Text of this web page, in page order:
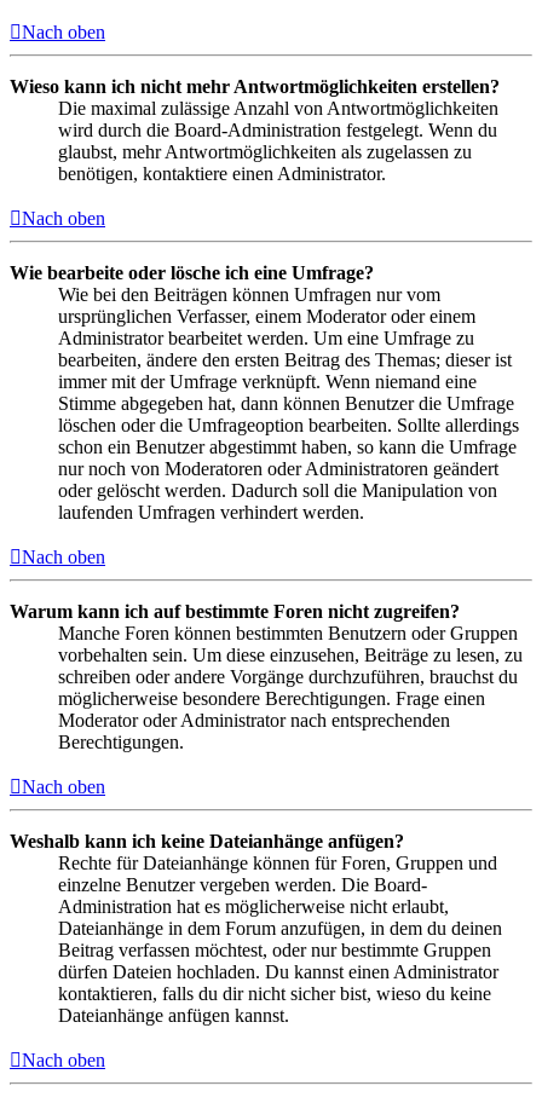
Nach oben
Wieso kann ich nicht mehr Antwortmöglichkeiten erstellen?
Die maximal zulässige Anzahl von Antwortmöglichkeiten
wird durch die Board-Administration festgelegt. Wenn du
glaubst, mehr Antwortmöglichkeiten als zugelassen zu
benötigen, kontaktiere einen Administrator.
Nach oben
Wie bearbeite oder lösche ich eine Umfrage?
Wie bei den Beiträgen können Umfragen nur vom
ursprünglichen Verfasser, einem Moderator oder einem
Administrator bearbeitet werden. Um eine Umfrage zu
bearbeiten, ändere den ersten Beitrag des Themas; dieser ist
immer mit der Umfrage verknüpft. Wenn niemand eine
Stimme abgegeben hat, dann können Benutzer die Umfrage
löschen oder die Umfrageoption bearbeiten. Sollte allerdings
schon ein Benutzer abgestimmt haben, so kann die Umfrage
nur noch von Moderatoren oder Administratoren geändert
oder gelöscht werden. Dadurch soll die Manipulation von
laufenden Umfragen verhindert werden.
Nach oben
Warum kann ich auf bestimmte Foren nicht zugreifen?
Manche Foren können bestimmten Benutzern oder Gruppen
vorbehalten sein. Um diese einzusehen, Beiträge zu lesen, zu
schreiben oder andere Vorgänge durchzuführen, brauchst du
möglicherweise besondere Berechtigungen. Frage einen
Moderator oder Administrator nach entsprechenden
Berechtigungen.
Nach oben
Weshalb kann ich keine Dateianhänge anfügen?
Rechte für Dateianhänge können für Foren, Gruppen und
einzelne Benutzer vergeben werden. Die Board-
Administration hat es möglicherweise nicht erlaubt,
Dateianhänge in dem Forum anzufügen, in dem du deinen
Beitrag verfassen möchtest, oder nur bestimmte Gruppen
dürfen Dateien hochladen. Du kannst einen Administrator
kontaktieren, falls du dir nicht sicher bist, wieso du keine
Dateianhänge anfügen kannst.
Nach oben